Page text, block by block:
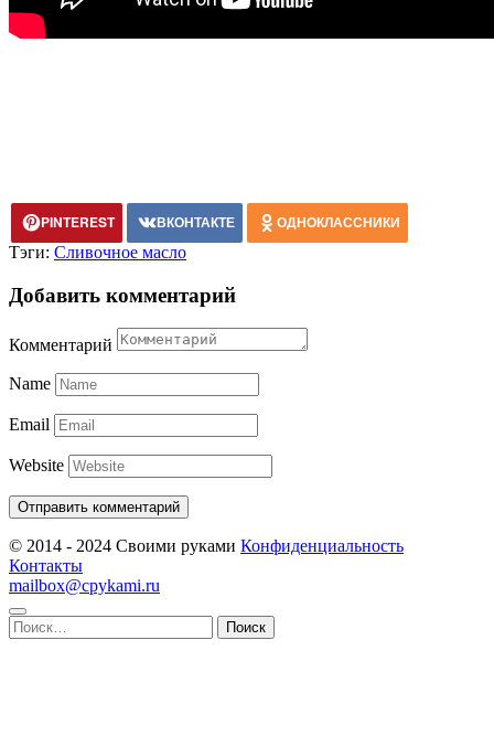
PINTEREST ВКОНТАКТЕ ОДНОКЛАССНИКИ
Тэги: Сливочное масло
Добавить комментарий
Комментарий
Name
Email
Website
© 2014 - 2024 Своими руками Конфиденциальность
Контакты
mailbox@cpykami.ru
Найти: